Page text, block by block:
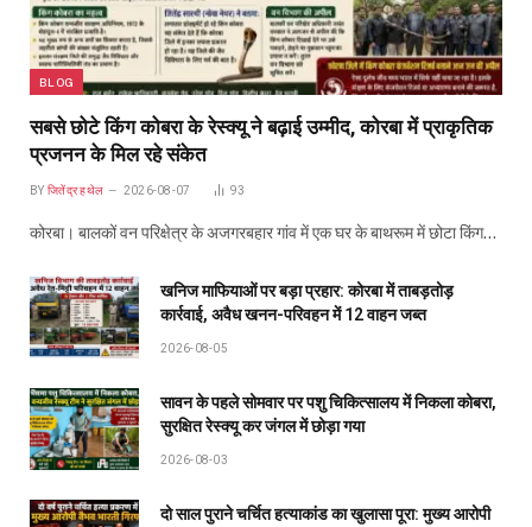
BLOG
सबसे छोटे किंग कोबरा के रेस्क्यू ने बढ़ाई उम्मीद, कोरबा में प्राकृतिक
प्रजनन के मिल रहे संकेत
BY जितेंद्र हथेल 2026-08-07 93
कोरबा। बालकों वन परिक्षेत्र के अजगरबहार गांव में एक घर के बाथरूम में छोटा किंग…
खनिज माफियाओं पर बड़ा प्रहार: कोरबा में ताबड़तोड़
कार्रवाई, अवैध खनन-परिवहन में 12 वाहन जब्त
2026-08-05
सावन के पहले सोमवार पर पशु चिकित्सालय में निकला कोबरा,
सुरक्षित रेस्क्यू कर जंगल में छोड़ा गया
2026-08-03
दो साल पुराने चर्चित हत्याकांड का खुलासा पूरा: मुख्य आरोपी